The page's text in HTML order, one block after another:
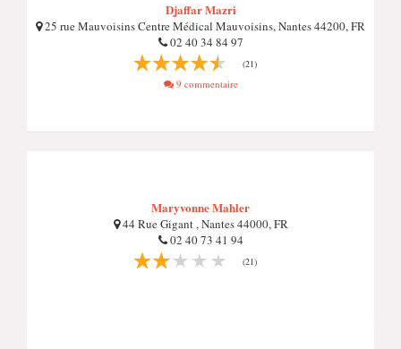
Djaffar Mazri
25 rue Mauvoisins Centre Médical Mauvoisins, Nantes 44200, FR
02 40 34 84 97
(21)
9 commentaire
Maryvonne Mahler
44 Rue Gigant , Nantes 44000, FR
02 40 73 41 94
(21)